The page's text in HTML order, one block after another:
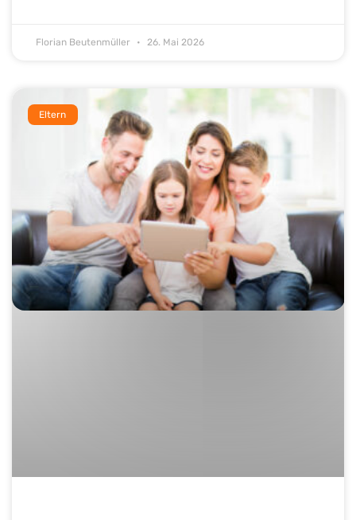
Florian Beutenmüller 26. Mai 2026
Eltern